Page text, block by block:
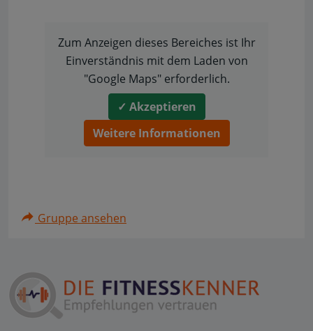
Zum Anzeigen dieses Bereiches ist Ihr
Einverständnis mit dem Laden von
"Google Maps" erforderlich.
✓ Akzeptieren
Weitere Informationen
Gruppe ansehen